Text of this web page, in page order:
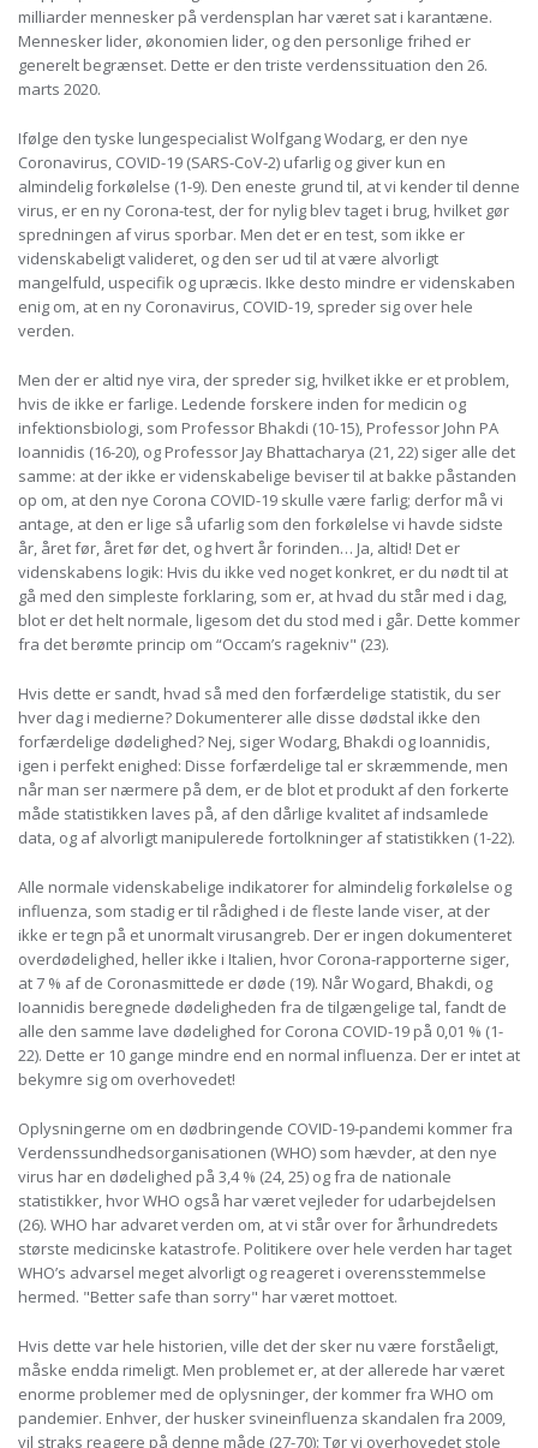
milliarder mennesker på verdensplan har været sat i karantæne.
Mennesker lider, økonomien lider, og den personlige frihed er
generelt begrænset. Dette er den triste verdenssituation den 26.
marts 2020.
Ifølge den tyske lungespecialist Wolfgang Wodarg, er den nye
Coronavirus, COVID-19 (SARS-CoV-2) ufarlig og giver kun en
almindelig forkølelse (1-9). Den eneste grund til, at vi kender til denne
virus, er en ny Corona-test, der for nylig blev taget i brug, hvilket gør
spredningen af ​​virus sporbar. Men det er en test, som ikke er
videnskabeligt valideret, og den ser ud til at være alvorligt
mangelfuld, uspecifik og upræcis. Ikke desto mindre er videnskaben
enig om, at en ny Coronavirus, COVID-19, spreder sig over hele
verden.
Men der er altid nye vira, der spreder sig, hvilket ikke er et problem,
hvis de ikke er farlige. Ledende forskere inden for medicin og
infektionsbiologi, som Professor Bhakdi (10-15), Professor John PA
Ioannidis (16-20), og Professor Jay Bhattacharya (21, 22) siger alle det
samme: at der ikke er videnskabelige beviser til at bakke påstanden
op om, at den nye Corona COVID-19 skulle være farlig; derfor må vi
antage, at den er lige så ufarlig som den forkølelse vi havde sidste
år, året før, året før det, og hvert år forinden… Ja, altid! Det er
videnskabens logik: Hvis du ikke ved noget konkret, er du nødt til at
gå med den simpleste forklaring, som er, at hvad du står med i dag,
blot er det helt normale, ligesom det du stod med i går. Dette kommer
fra det berømte princip om “Occam’s ragekniv" (23).
Hvis dette er sandt, hvad så med den forfærdelige statistik, du ser
hver dag i medierne? Dokumenterer alle disse dødstal ikke den
forfærdelige dødelighed? Nej, siger Wodarg, Bhakdi og Ioannidis,
igen i perfekt enighed: Disse forfærdelige tal er skræmmende, men
når man ser nærmere på dem, er de blot et produkt af den forkerte
måde statistikken laves på, af den dårlige kvalitet af indsamlede
data, og af alvorligt manipulerede fortolkninger af statistikken (1-22).
Alle normale videnskabelige indikatorer for almindelig forkølelse og
influenza, som stadig er til rådighed i de fleste lande viser, at der
ikke er tegn på et unormalt virusangreb. Der er ingen dokumenteret
overdødelighed, heller ikke i Italien, hvor Corona-rapporterne siger,
at 7 % af de Coronasmittede er døde (19). Når Wogard, Bhakdi, og
Ioannidis beregnede dødeligheden fra de tilgængelige tal, fandt de
alle den samme lave dødelighed for Corona COVID-19 på 0,01 % (1-
22). Dette er 10 gange mindre end en normal influenza. Der er intet at
bekymre sig om overhovedet!
Oplysningerne om en dødbringende COVID-19-pandemi kommer fra
Verdenssundhedsorganisationen (WHO) som hævder, at den nye
virus har en dødelighed på 3,4 % (24, 25) og fra de nationale
statistikker, hvor WHO også har været vejleder for udarbejdelsen
(26). WHO har advaret verden om, at vi står over for århundredets
største medicinske katastrofe. Politikere over hele verden har taget
WHO’s advarsel meget alvorligt og reageret i overensstemmelse
hermed. "Better safe than sorry" har været mottoet.
Hvis dette var hele historien, ville det der sker nu være forståeligt,
måske endda rimeligt. Men problemet er, at der allerede har været
enorme problemer med de oplysninger, der kommer fra WHO om
pandemier. Enhver, der husker svineinfluenza skandalen fra 2009,
vil straks reagere på denne måde (27-70): Tør vi overhovedet stole